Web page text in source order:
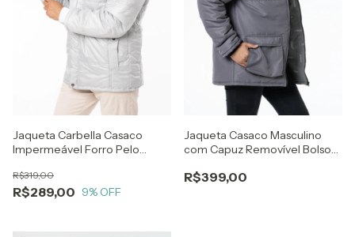
Jaqueta Carbella Casaco
Impermeável Forro Pelo
R$289,00
R$319,00
9% OFF
Jaqueta Casaco Masculino
com Capuz Removível Bolso
R$399,00